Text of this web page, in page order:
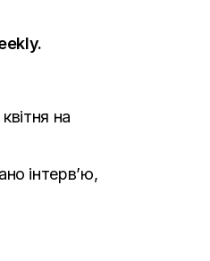
на
інтерв’ю,